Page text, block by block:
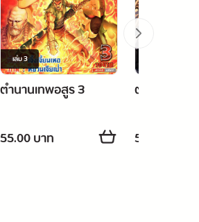
เล่ม3
ตำนานเทพอสูร 3
55.00 บาท
ตำนานเทพ
55.00 บาท